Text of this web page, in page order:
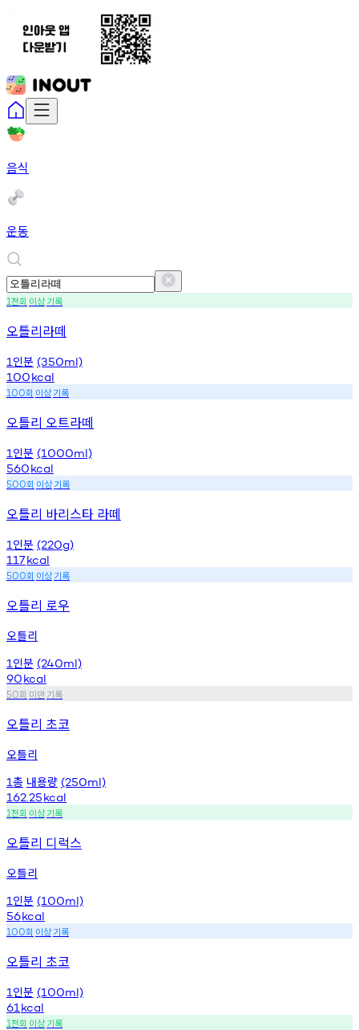
음식
운동
1천회 이상기록
오틀리라떼
1 인분 (350ml)
100kcal
100회 이상기록
오틀리 오트라떼
1 인분 (1000ml)
560kcal
500회 이상기록
오틀리 바리스타 라떼
1 인분 (220g)
117kcal
500회 이상기록
오틀리 로우
오틀리
1 인분 (240ml)
90kcal
50회 미만기록
오틀리 초코
오틀리
1총 내용량 (250ml)
162.25kcal
1천회 이상기록
오틀리 디럭스
오틀리
1 인분 (100ml)
56kcal
100회 이상기록
오틀리 초코
1 인분 (100ml)
61 kcal
1천회 이상기록